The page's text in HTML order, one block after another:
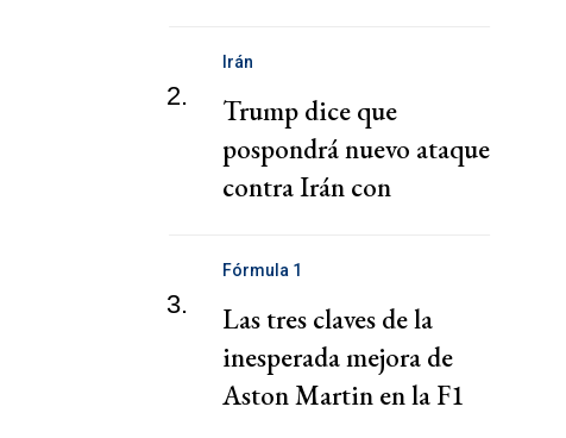
2.
Irán
Trump dice que
pospondrá nuevo ataque
contra Irán con
acuerdo rápido
3.
Fórmula 1
Las tres claves de la
inesperada mejora de
Aston Martin en la F1